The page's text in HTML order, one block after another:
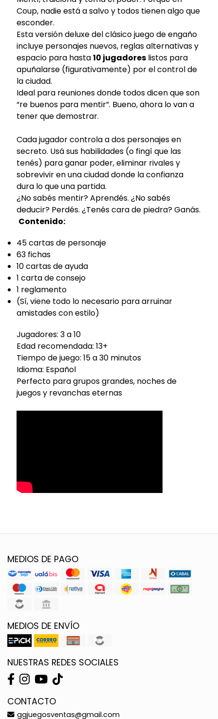
Coup, nadie está a salvo y todos tienen algo que
esconder.
Esta versión deluxe del clásico juego de engaño
incluye personajes nuevos, reglas alternativas y
espacio para hasta10 jugadoreslistos para
apuñalarse (figurativamente) por el control de
la ciudad.
Ideal para reuniones donde todos dicen que son
“re buenos para mentir”. Bueno, ahora lo van a
tener que demostrar.
Cada jugador controla a dos personajes en
secreto. Usá sus habilidades (o fingí que las
tenés) para ganar poder, eliminar rivales y
sobrevivir en una ciudad donde la confianza
dura lo que una partida.
¿No sabés mentir? Aprendés. ¿No sabés
deducir? Perdés. ¿Tenés cara de piedra? Ganás.
Contenido:
45 cartas de personaje
63 fichas
10 cartas de ayuda
1 carta de consejo
1 reglamento
(Sí, viene todo lo necesario para arruinar
amistades con estilo)
Jugadores: 3 a 10
Edad recomendada: 13+
Tiempo de juego: 15 a 30 minutos
Idioma: Español
Perfecto para grupos grandes, noches de
juegos y revanchas eternas
MEDIOS DE PAGO
MEDIOS DE ENVÍO
NUESTRAS REDES SOCIALES
CONTACTO
ggjuegosventas@gmail.com